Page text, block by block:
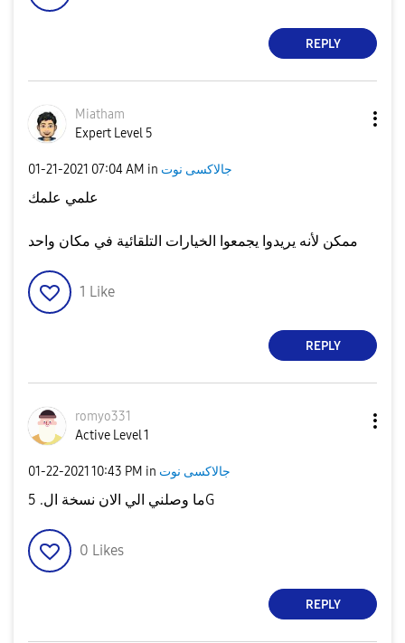
REPLY
Miatham
Expert Level 5
‎01-21-2021 07:04 AM in جالاكسى نوت
علمي علمك
ممكن لأنه يريدوا يجمعوا الخيارات التلقائية في مكان واحد
1 Like
REPLY
romyo331
Active Level 1
‎01-22-2021 10:43 PM in جالاكسى نوت
ما وصلني الي الان نسخة ال. 5G
0 Likes
REPLY